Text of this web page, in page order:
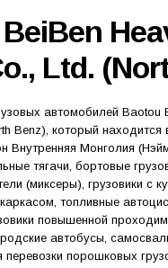
Ltd.
автомобилей Baotou
Benz), который находится
Внутренняя Монголия
тягачи, бортовые
(миксеры), грузовики с
топливные
повышенной
автобусы,
порошковых